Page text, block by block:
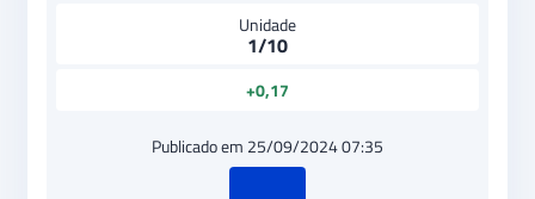
Unidade
1/10
+0,17
Publicado em 25/09/2024 07:35